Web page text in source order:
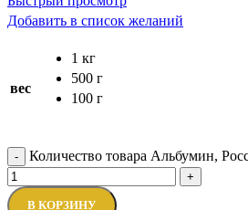
Добавить в список желаний
вес
1 кг
500 г
100 г
- Количество товара Альбумин,
+
В КОРЗИНУ